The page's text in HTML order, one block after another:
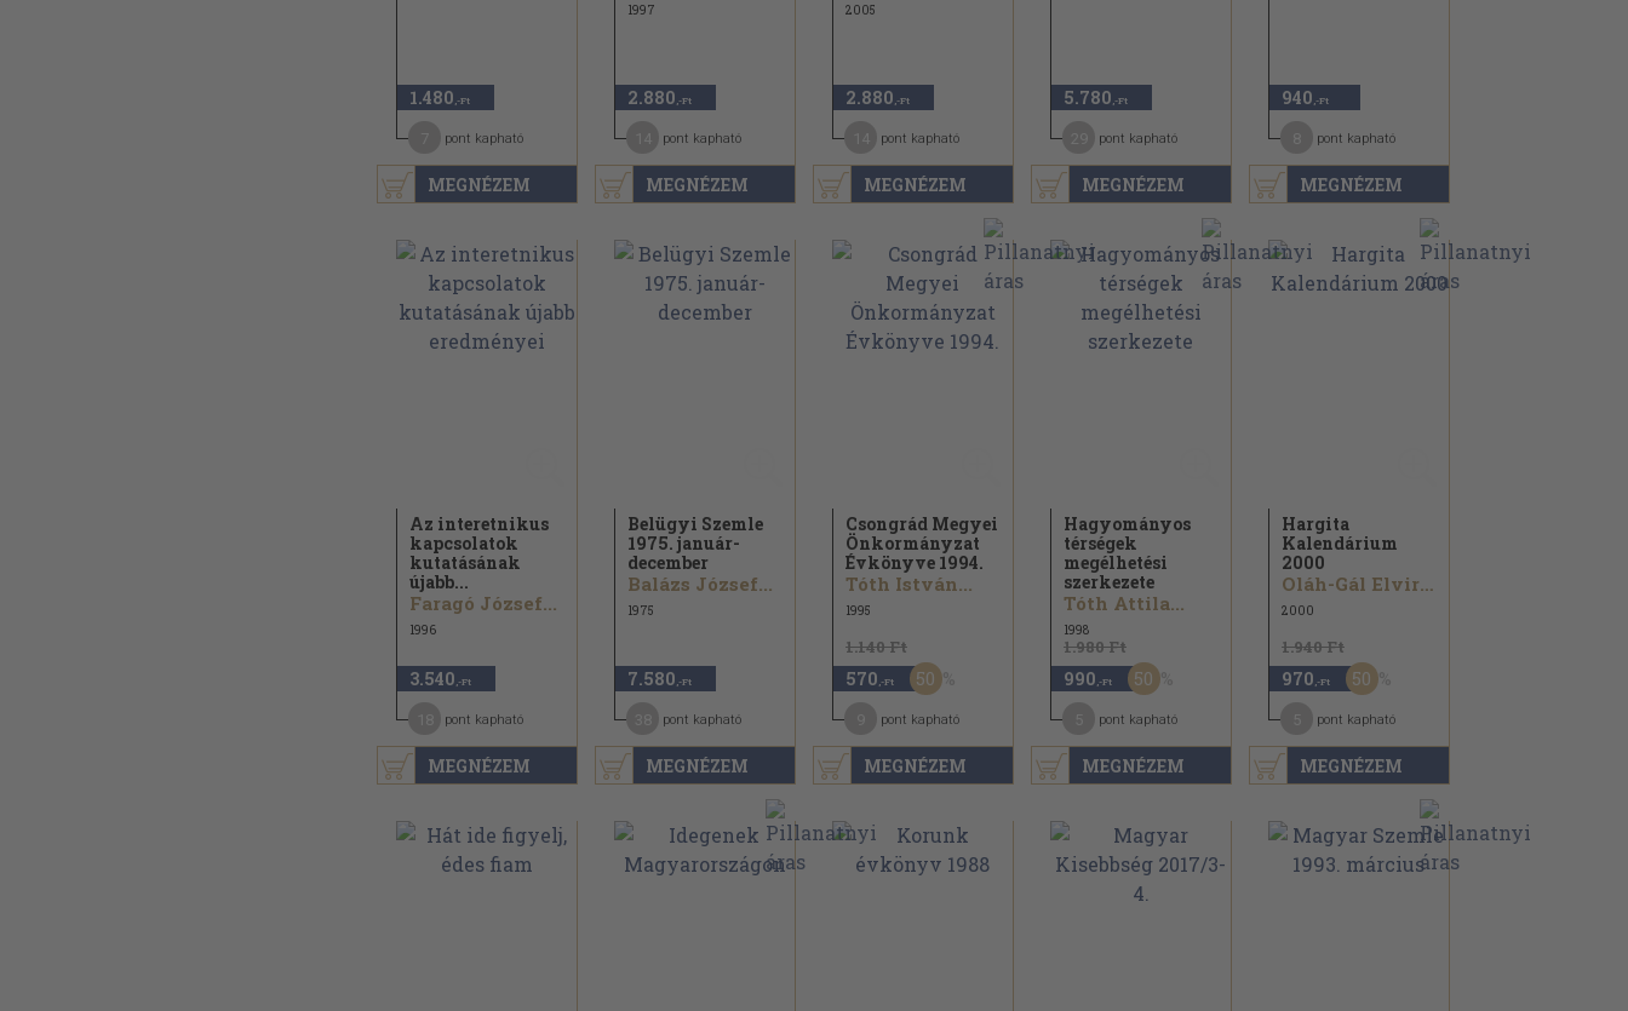
MEGNÉZEM
1.480 ,-Ft
pont kapható
MEGNÉZEM
1997
2.880 ,-Ft
pont kapható
MEGNÉZEM
2005
2.880 ,-Ft
pont kapható
MEGNÉZEM
5.780 ,-Ft
pont kapható
MEGNÉZEM
940 ,-Ft
pont kapható
MEGNÉZEM
Az interetnikus
kapcsolatok
kutatásának
újabb...
Faragó József...
1996
3.540 ,-Ft
pont kapható
MEGNÉZEM
Belügyi Szemle
1975. január-
december
Balázs József...
1975
7.580 ,-Ft
pont kapható
MEGNÉZEM
Csongrád Megyei
Önkormányzat
Évkönyve 1994.
Tóth István...
1995
1.140 Ft
570 ,-Ft 50
pont kapható
MEGNÉZEM
Hagyományos
térségek
megélhetési
szerkezete
Tóth Attila...
1998
1.980 Ft
990 ,-Ft 50
pont kapható
MEGNÉZEM
Hargita
Kalendárium
2000
Oláh-Gál Elvira...
2000
1.940 Ft
970 ,-Ft 50
pont kapható